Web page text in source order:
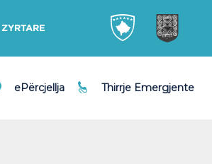
ePërcjellja Thirrje Emergjente